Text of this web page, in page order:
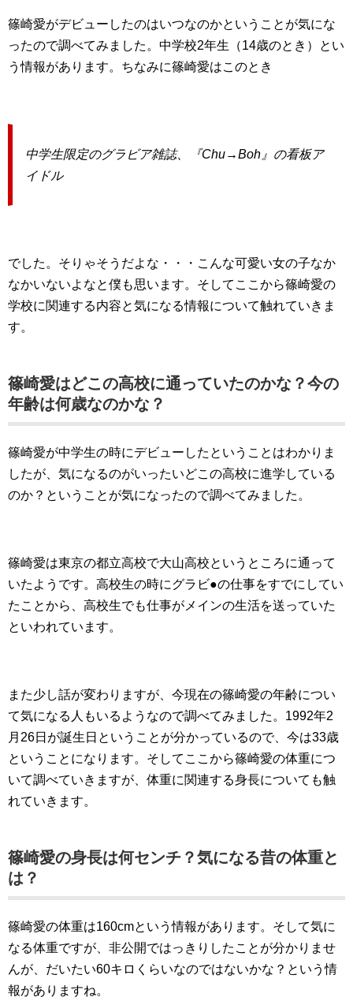
篠崎愛がデビューしたのはいつなのかということが気にな
ったので調べてみました。中学校2年生（14歳のとき）とい
う情報があります。ちなみに篠崎愛はこのとき
中学生限定のグラビア雑誌、『Chu→Boh』の看板ア
イドル
でした。そりゃそうだよな・・・こんな可愛い女の子なか
なかいないよなと僕も思います。そしてここから篠崎愛の
学校に関連する内容と気になる情報について触れていきま
す。
篠崎愛はどこの高校に通っていたのかな？今の
年齢は何歳なのかな？
篠崎愛が中学生の時にデビューしたということはわかりま
したが、気になるのがいったいどこの高校に進学している
のか？ということが気になったので調べてみました。
篠崎愛は東京の都立高校で大山高校というところに通って
いたようです。高校生の時にグラビ●の仕事をすでにしてい
たことから、高校生でも仕事がメインの生活を送っていた
といわれています。
また少し話が変わりますが、今現在の篠崎愛の年齢につい
て気になる人もいるようなので調べてみました。1992年2
月26日が誕生日ということが分かっているので、今は33歳
ということになります。そしてここから篠崎愛の体重につ
いて調べていきますが、体重に関連する身長についても触
れていきます。
篠崎愛の身長は何センチ？気になる昔の体重と
は？
篠崎愛の体重は160cmという情報があります。そして気に
なる体重ですが、非公開ではっきりしたことが分かりませ
んが、だいたい60キロくらいなのではないかな？という情
報がありますね。